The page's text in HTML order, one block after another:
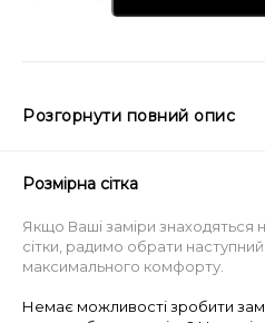
Розгорнути повний опис
для щоденного гардероба.
мінімалістичному дизайну
виглядають акуратно й
повсякденного носіння.
робить модель особливо
Розмірна сітка
Якщо Ваші заміри знаходяться
сітки, радимо обрати
максимального комфорту.
Немає можливості зробити